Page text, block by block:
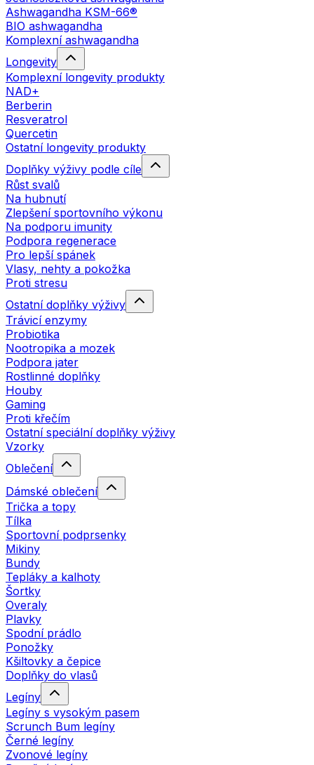
Ashwagandha KSM-66®
BIO ashwagandha
Komplexní ashwagandha
Longevity
Komplexní longevity produkty
NAD+
Berberin
Resveratrol
Quercetin
Ostatní longevity produkty
Doplňky výživy podle cíle
Růst svalů
Na hubnutí
Zlepšení sportovního výkonu
Na podporu imunity
Podpora regenerace
Pro lepší spánek
Vlasy, nehty a pokožka
Proti stresu
Ostatní doplňky výživy
Trávicí enzymy
Probiotika
Nootropika a mozek
Podpora jater
Rostlinné doplňky
Houby
Gaming
Proti křečím
Ostatní speciální doplňky výživy
Vzorky
Oblečení
Dámské oblečení
Trička a topy
Tílka
Sportovní podprsenky
Mikiny
Bundy
Tepláky a kalhoty
Šortky
Overaly
Plavky
Spodní prádlo
Ponožky
Kšiltovky a čepice
Doplňky do vlasů
Legíny
Legíny s vysokým pasem
Scrunch Bum legíny
Černé legíny
Zvonové legíny